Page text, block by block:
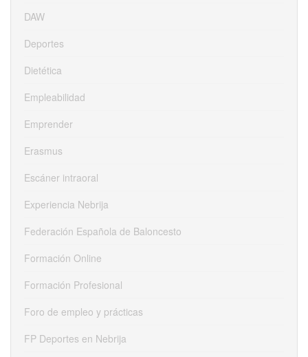
DAW
Deportes
Dietética
Empleabilidad
Emprender
Erasmus
Escáner intraoral
Experiencia Nebrija
Federación Española de Baloncesto
Formación Online
Formación Profesional
Foro de empleo y prácticas
FP Deportes en Nebrija